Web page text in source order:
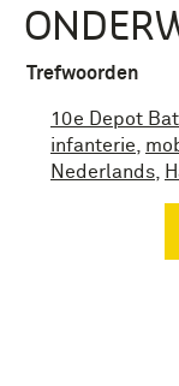
Trefwoorden
10e Depot
infanterie
Nederlands